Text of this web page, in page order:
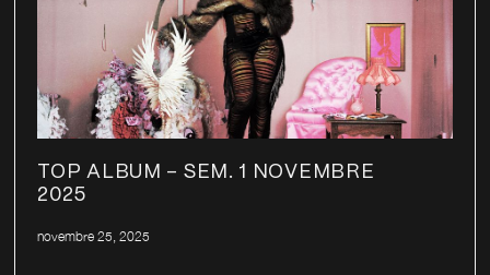
TOP ALBUM – SEM. 1 NOVEMBRE
2025
novembre 25, 2025